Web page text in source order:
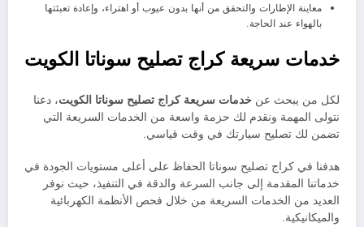
معاينة الإطارات والتحقق من أنها بدون عيوب أو اهتراء، وإعادة تعبئتها
بالهواء عند الحاجة.
خدمات سريعة كراج تصليح سوناتا الكويت
لكل من يبحث عن خدمات سريعة كراج تصليح سوناتا الكويت، دعنا
نتولى المهمة ونقدم لك حزمة واسعة من الخدمات السريعة التي
تضمن لك تصليح سيارتك في وقت قياسي.
هدفنا في كراج تصليح سوناتا الحفاظ على أعلى مستويات الجودة في
خدماتنا المقدمة إلى جانب السرعة والدقة في التنفيذ، حيث نوفر
العديد من الخدمات السريعة من خلال فحص الأنظمة الكهربائية
والميكانيكية.